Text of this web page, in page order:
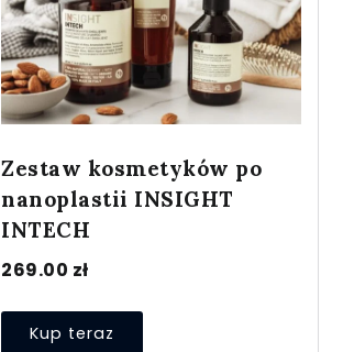
Zestaw kosmetyków po
nanoplastii INSIGHT
INTECH
269.00 zł
Kup teraz